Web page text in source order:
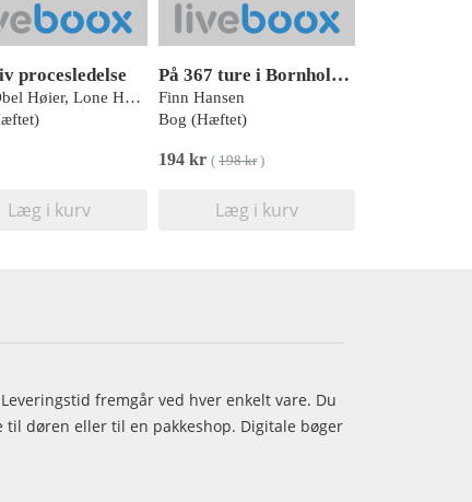
procesledelse
Mille Obel Høier, Lone Hersted, Louise Laustsen
Læg i kurv
På 367 ture i Bornholms Natur
Finn Hansen
Bog (Hæftet)
194 kr ( 198 kr)
Læg i kurv
fremgår ved hver enkelt vare. Du
til døren eller til en pakkeshop. Digitale bøger